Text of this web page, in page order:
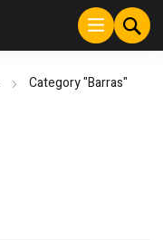
Category "Barras"